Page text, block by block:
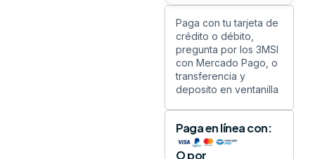
Paga con tu tarjeta de
crédito o débito,
pregunta por los 3MSI
con Mercado Pago, o
transferencia y
deposito en ventanilla
Paga en línea con:
O por